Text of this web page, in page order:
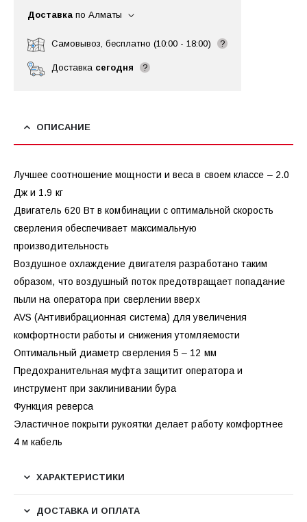
Доставка по Алматы
Самовывоз, бесплатно (10:00 - 18:00) ?
Доставка сегодня ?
ОПИСАНИЕ
Лучшее соотношение мощности и веса в своем классе – 2.0
Дж и 1.9 кг
Двигатель 620 Вт в комбинации с оптимальной скорость
сверления обеспечивает максимальную
производительность
Воздушное охлаждение двигателя разработано таким
образом, что воздушный поток предотвращает попадание
пыли на оператора при сверлении вверх
AVS (Антивибрационная система) для увеличения
комфортности работы и снижения утомляемости
Оптимальный диаметр сверления 5 – 12 мм
Предохранительная муфта защитит оператора и
инструмент при заклинивании бура
Функция реверса
Эластичное покрыти рукоятки делает работу комфортнее
4 м кабель
ХАРАКТЕРИСТИКИ
ДОСТАВКА И ОПЛАТА